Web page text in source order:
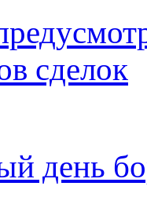
сделок
день